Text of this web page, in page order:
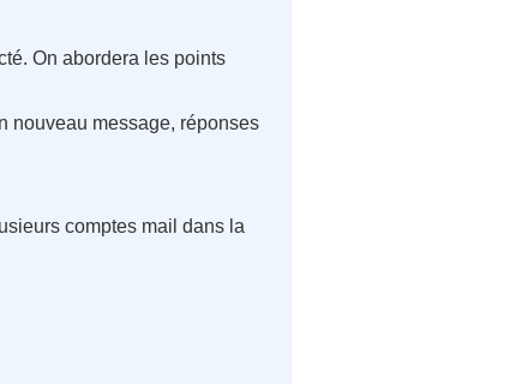
On abordera les points
nouveau message, réponses
comptes mail dans la